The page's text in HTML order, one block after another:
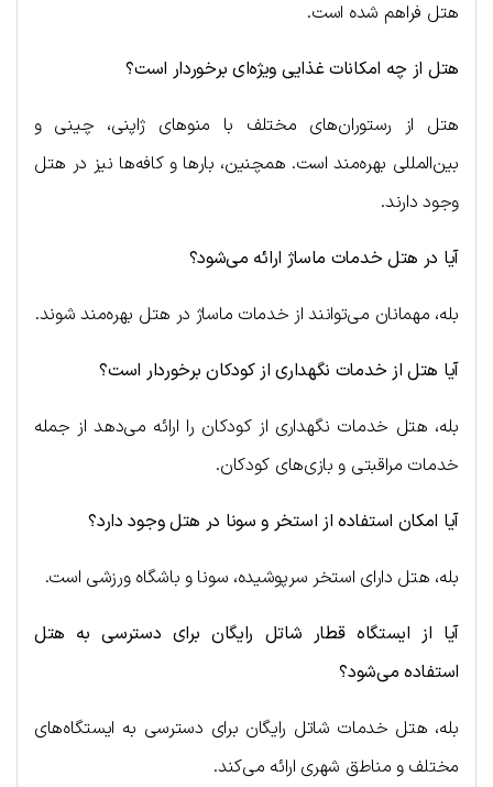
هتل فراهم شده است.
هتل از چه امکانات غذایی ویژه‌ای برخوردار است؟
هتل از رستوران‌های مختلف با منوهای ژاپنی، چینی و
بین‌المللی بهره‌مند است. همچنین، بارها و کافه‌ها نیز در هتل
وجود دارند.
آیا در هتل خدمات ماساژ ارائه می‌شود؟
بله، مهمانان می‌توانند از خدمات ماساژ در هتل بهره‌مند شوند.
آیا هتل از خدمات نگهداری از کودکان برخوردار است؟
بله، هتل خدمات نگهداری از کودکان را ارائه می‌دهد از جمله
خدمات مراقبتی و بازی‌های کودکان.
آیا امکان استفاده از استخر و سونا در هتل وجود دارد؟
بله، هتل دارای استخر سرپوشیده، سونا و باشگاه ورزشی است.
آیا از ایستگاه قطار شاتل رایگان برای دسترسی به هتل
استفاده می‌شود؟
بله، هتل خدمات شاتل رایگان برای دسترسی به ایستگاه‌های
مختلف و مناطق شهری ارائه می‌کند.